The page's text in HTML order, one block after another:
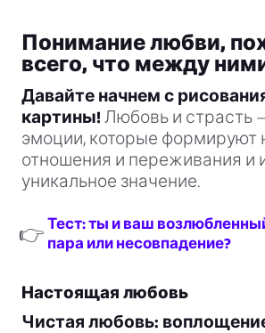
Понимание любви,
всего, что между
Давайте начнем с
картины! Любовь и страсть
эмоции, которые формируют
отношения и переживания и
уникальное значение.
👉 Тест: ты и ваш
пара или несовпадение?
Настоящая любовь
Чистая любовь: